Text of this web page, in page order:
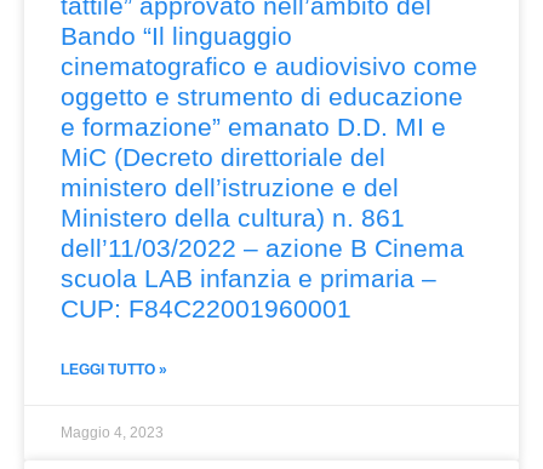
tattile” approvato nell’ambito del
Bando “Il linguaggio
cinematografico e audiovisivo come
oggetto e strumento di educazione
e formazione” emanato D.D. MI e
MiC (Decreto direttoriale del
ministero dell’istruzione e del
Ministero della cultura) n. 861
dell’11/03/2022 – azione B Cinema
scuola LAB infanzia e primaria –
CUP: F84C22001960001
LEGGI TUTTO »
Maggio 4, 2023